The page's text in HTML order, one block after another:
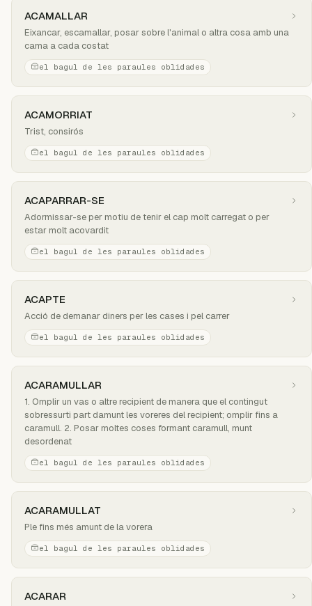
ACAMALLAR
Eixancar, escamallar, posar sobre l'animal o altra cosa amb una
cama a cada costat
el bagul de les paraules oblidades
ACAMORRIAT
Trist, consirós
el bagul de les paraules oblidades
ACAPARRAR-SE
Adormissar-se per motiu de tenir el cap molt carregat o per
estar molt acovardit
el bagul de les paraules oblidades
ACAPTE
Acció de demanar diners per les cases i pel carrer
el bagul de les paraules oblidades
ACARAMULLAR
1. Omplir un vas o altre recipient de manera que el contingut
sobressurti part damunt les voreres del recipient; omplir fins a
caramull. 2. Posar moltes coses formant caramull, munt
desordenat
el bagul de les paraules oblidades
ACARAMULLAT
Ple fins més amunt de la vorera
el bagul de les paraules oblidades
ACARAR